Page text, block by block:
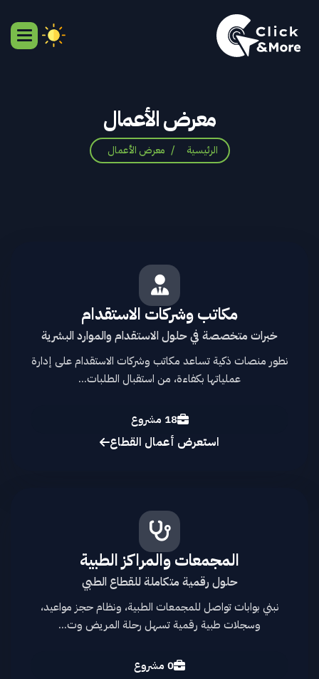
معرضالأعمال
الرئيسية معرض الأعمال
مكاتب وشركات الاستقدام
خبرات متخصصة في حلول الاستقدام والموارد البشرية
نطور منصات ذكية تساعد مكاتب وشركات الاستقدام على إدارة
عملياتها بكفاءة، من استقبال الطلبات...
18 مشروع
استعرض أعمال القطاع
المجمعات والمراكز الطبية
حلول رقمية متكاملة للقطاع الطبي
نبني بوابات تواصل للمجمعات الطبية، ونظام حجز مواعيد،
وسجلات طبية رقمية تسهل رحلة المريض وت...
0 مشروع